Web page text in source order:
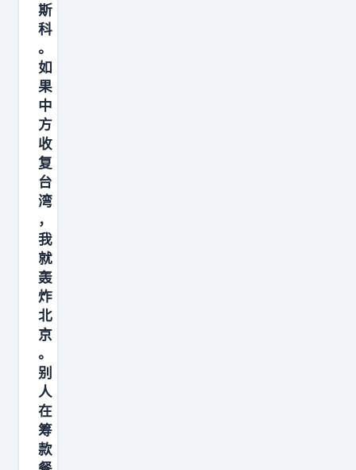
普
京
已
经
执
政
超
过
2
5
年
，
新
任
期
要
斯
科
。
如
果
中
方
收
复
台
湾
，
我
就
轰
炸
北
京
。
别
人
在
筹
款